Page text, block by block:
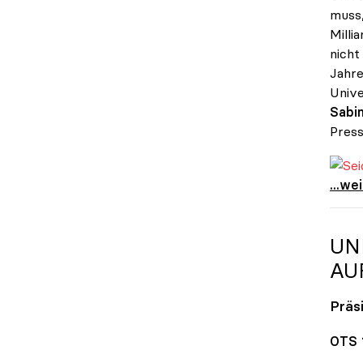
nicht
OTS